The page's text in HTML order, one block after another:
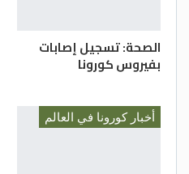
تكون صحيحة، لكنها
ويعتقد بعض العلماء
الصحة: تسجيل إصابات
بفيروس كورونا
أخبار كورونا في العالم